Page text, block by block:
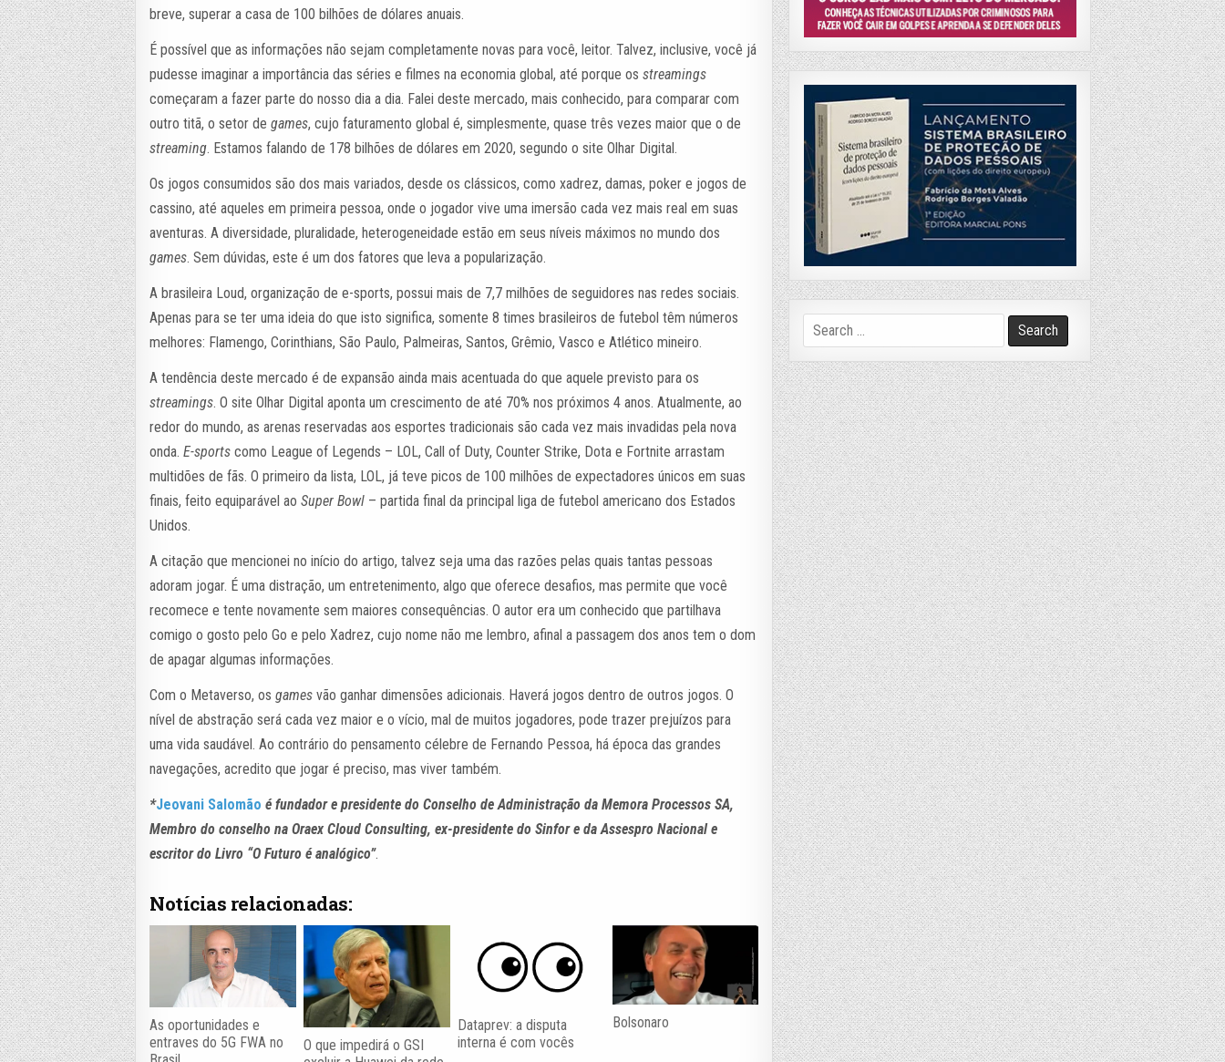
breve, superar a casa de 100 bilhões de dólares anuais.
É possível que as informações não sejam completamente novas para você, leitor. Talvez, inclusive, você já
pudesse imaginar a importância das séries e filmes na economia global, até porque osstreamings
começaram a fazer parte do nosso dia a dia. Falei deste mercado, mais conhecido, para comparar com
outro titã, o setor degames, cujo faturamento global é, simplesmente, quase três vezes maior que o de
streaming. Estamos falando de 178 bilhões de dólares em 2020, segundo o site Olhar Digital.
Os jogos consumidos são dos mais variados, desde os clássicos, como xadrez, damas, poker e jogos de
cassino, até aqueles em primeira pessoa, onde o jogador vive uma imersão cada vez mais real em suas
aventuras. A diversidade, pluralidade, heterogeneidade estão em seus níveis máximos no mundo dos
games. Sem dúvidas, este é um dos fatores que leva a popularização.
A brasileira Loud, organização de e-sports, possui mais de 7,7 milhões de seguidores nas redes sociais.
Apenas para se ter uma ideia do que isto significa, somente 8 times brasileiros de futebol têm números
melhores: Flamengo, Corinthians, São Paulo, Palmeiras, Santos, Grêmio, Vasco e Atlético mineiro.
A tendência deste mercado é de expansão ainda mais acentuada do que aquele previsto para os
streamings. O site Olhar Digital aponta um crescimento de até 70% nos próximos 4 anos. Atualmente, ao
redor do mundo, as arenas reservadas aos esportes tradicionais são cada vez mais invadidas pela nova
onda.E-sports como League of Legends – LOL, Call of Duty, Counter Strike, Dota e Fortnite arrastam
multidões de fãs. O primeiro da lista, LOL, já teve picos de 100 milhões de expectadores únicos em suas
finais, feito equiparável aoSuper Bowl – partida final da principal liga de futebol americano dos Estados
Unidos.
A citação que mencionei no início do artigo, talvez seja uma das razões pelas quais tantas pessoas
adoram jogar. É uma distração, um entretenimento, algo que oferece desafios, mas permite que você
recomece e tente novamente sem maiores consequências. O autor era um conhecido que partilhava
comigo o gosto pelo Go e pelo Xadrez, cujo nome não me lembro, afinal a passagem dos anos tem o dom
de apagar algumas informações.
Com o Metaverso, osgames vão ganhar dimensões adicionais. Haverá jogos dentro de outros jogos. O
nível de abstração será cada vez maior e o vício, mal de muitos jogadores, pode trazer prejuízos para
uma vida saudável. Ao contrário do pensamento célebre de Fernando Pessoa, há época das grandes
navegações, acredito que jogar é preciso, mas viver também.
*Jeovani Salomão é fundador e presidente do Conselho de Administração da Memora Processos SA,
Membro do conselho na Oraex Cloud Consulting, ex-presidente do Sinfor e da Assespro Nacional e
escritor do Livro “O Futuro é analógico”.
Notícias relacionadas:
As oportunidades e
entraves do 5G FWA no
O que impedirá o GSI
Dataprev: a disputa
interna é com vocês
Bolsonaro
Search
for: